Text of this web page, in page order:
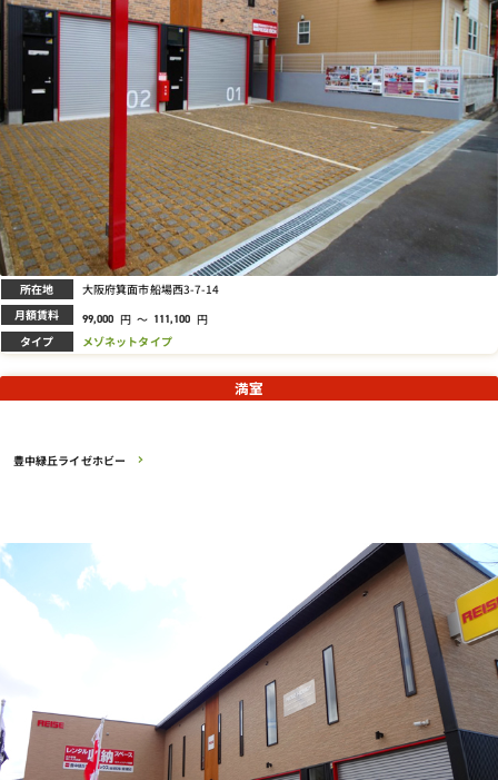
所在地 大阪府箕面市船場西3-7-14
月額賃料 99,000 円 ～ 111,100 円
タイプ メゾネットタイプ
豊中緑丘ライゼホビー
満室